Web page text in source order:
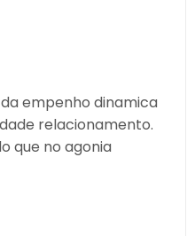
empenho dinamica
relacionamento.
que no agonia